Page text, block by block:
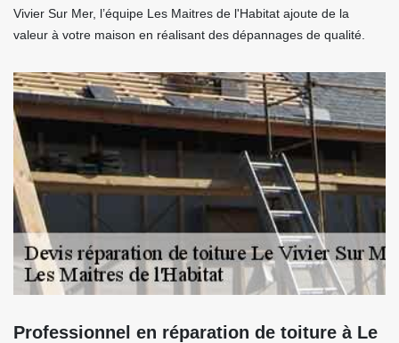
Vivier Sur Mer, l’équipe Les Maitres de l'Habitat ajoute de la
valeur à votre maison en réalisant des dépannages de qualité.
Professionnel en réparation de toiture à Le